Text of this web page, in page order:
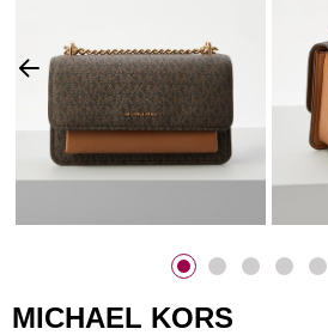
MICHAEL KORS